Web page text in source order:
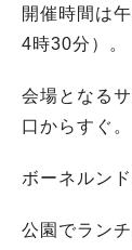
開催時間は
4時30分）。
会場となる
口からすぐ。
ボーネルン
公園でラン